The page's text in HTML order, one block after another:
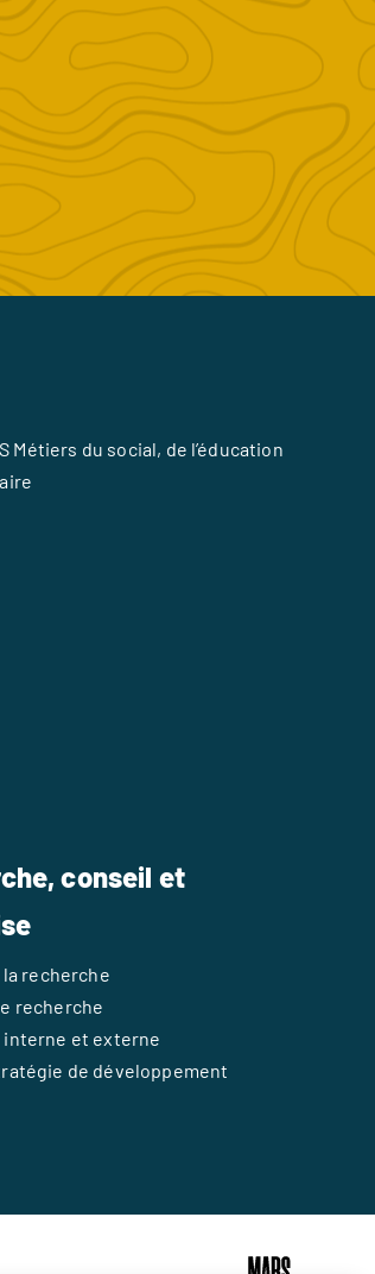
Métiers du social, de l’éducation
conseil et
recherche
recherche
interne et externe
de développement